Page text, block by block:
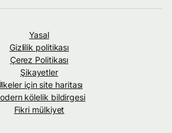
Yasal
Gizlilik politikası
Çerez Politikası
Şikayetler
için site haritası
kölelik bildirgesi
Fikri mülkiyet